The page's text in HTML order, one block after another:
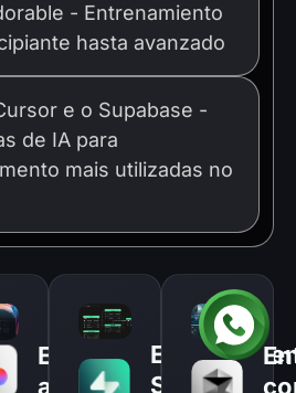
- Entrenamiento
hasta avanzado
e o Supabase -
de IA para
mais utilizadas no
Entrenamiento
adorable
SupaBase